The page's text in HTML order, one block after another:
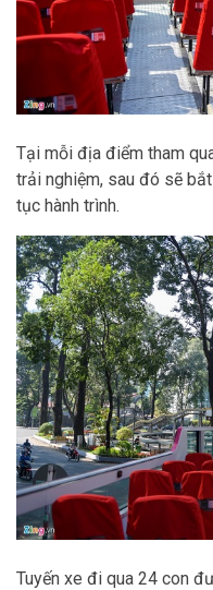
Tại mỗi địa điểm tham
trải nghiệm, sau đó sẽ
tục hành trình.
Tuyến xe đi qua 24 con